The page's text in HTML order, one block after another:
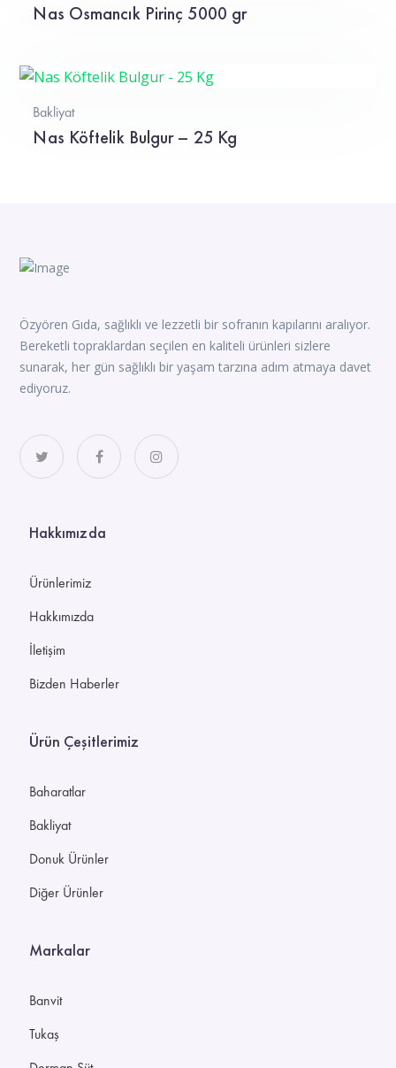
Nas Osmancık Pirinç 5000 gr
Bakliyat
Nas Köftelik Bulgur – 25 Kg
Özyören Gıda, sağlıklı ve lezzetli bir sofranın kapılarını aralıyor.
Bereketli topraklardan seçilen en kaliteli ürünleri sizlere
sunarak, her gün sağlıklı bir yaşam tarzına adım atmaya davet
ediyoruz.
Hakkımızda
Ürünlerimiz
Hakkımızda
İletişim
Bizden Haberler
Ürün Çeşitlerimiz
Baharatlar
Bakliyat
Donuk Ürünler
Diğer Ürünler
Markalar
Banvit
Tukaş